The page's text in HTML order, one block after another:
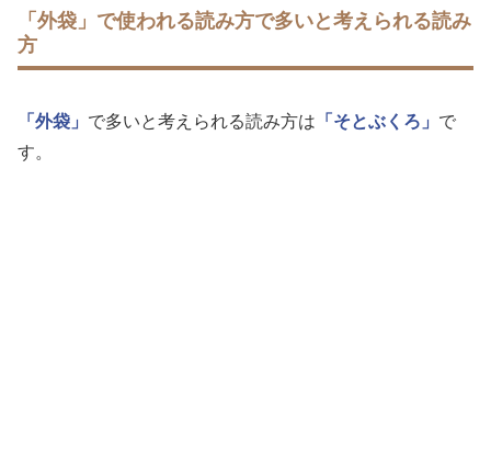
「外袋」で使われる読み方で多いと考えられる読み
方
「外袋」 で多いと考えられる読み方は 「そとぶくろ」 で
す。